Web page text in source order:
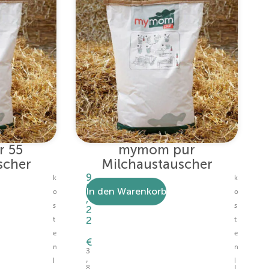
55
k
o
s
t
e
n
mymom pur
Milchaustauscher
9
5
,
2
2
€
3
,
In den Warenkorb
k
o
s
t
e
n